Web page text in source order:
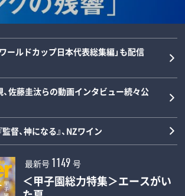
ールドカップ日本代表総集編」も配信
、佐藤圭汰らの動画インタビュー続々公
督、神になる』、NZワイン
最新号 1149 号
＜甲子園総力特集＞エースがい